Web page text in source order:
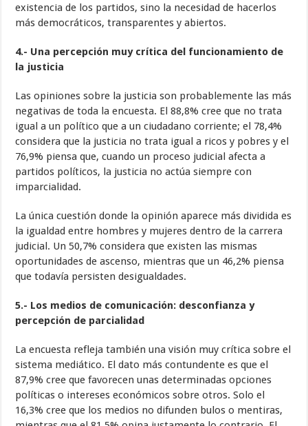
existencia de los partidos, sino la necesidad de hacerlos
más democráticos, transparentes y abiertos.
4.- Una percepción muy crítica del funcionamiento de
la justicia
Las opiniones sobre la justicia son probablemente las más
negativas de toda la encuesta. El 88,8% cree que no trata
igual a un político que a un ciudadano corriente; el 78,4%
considera que la justicia no trata igual a ricos y pobres y el
76,9% piensa que, cuando un proceso judicial afecta a
partidos políticos, la justicia no actúa siempre con
imparcialidad.
La única cuestión donde la opinión aparece más dividida es
la igualdad entre hombres y mujeres dentro de la carrera
judicial. Un 50,7% considera que existen las mismas
oportunidades de ascenso, mientras que un 46,2% piensa
que todavía persisten desigualdades.
5.- Los medios de comunicación: desconfianza y
percepción de parcialidad
La encuesta refleja también una visión muy crítica sobre el
sistema mediático. El dato más contundente es que el
87,9% cree que favorecen unas determinadas opciones
políticas o intereses económicos sobre otros. Solo el
16,3% cree que los medios no difunden bulos o mentiras,